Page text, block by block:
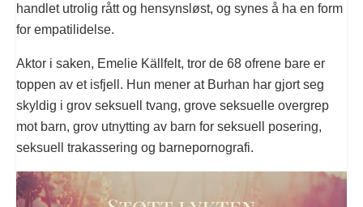
handlet utrolig rått og hensynsløst, og synes å ha en form
for empatilidelse.
Aktor i saken, Emelie Källfelt, tror de 68 ofrene bare er
toppen av et isfjell. Hun mener at Burhan har gjort seg
skyldig i grov seksuell tvang, grove seksuelle overgrep
mot barn, grov utnytting av barn for seksuell posering,
seksuell trakassering og barnepornografi.